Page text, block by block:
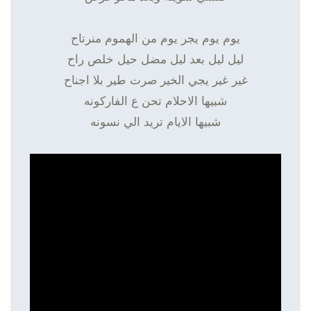
يوم يوم يجر يوم من الهموم منرتاح
ليل ليل بعد ليل مضل حيل خلص راح
غير غير يجي الخير صرت طير بلا اجناح
شبيها الاحلام تحن ع الفاركونه
شبيها الايام تريد الي نسونه